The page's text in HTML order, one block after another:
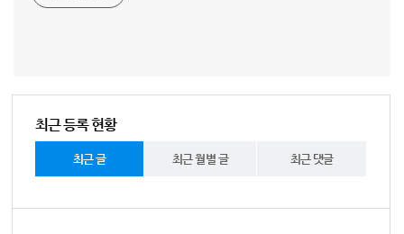
최근 등록 현황
최근 글 최근 월별 글 최근 댓글